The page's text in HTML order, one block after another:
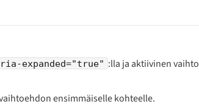
expanded="true" :lla ja aktiivinen
ensimmäiselle kohteelle.